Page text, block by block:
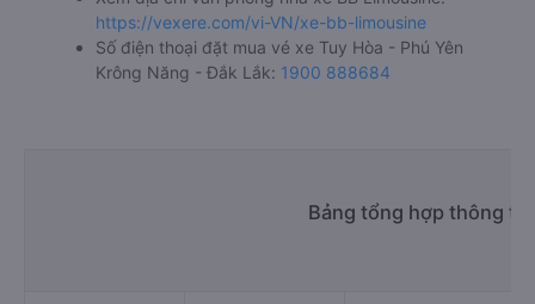
ghế ngồi 259000đ/vé
limousine 259000đ/vé
h. Thông tin liên hệ, đặt mua vé xe khách từ Tuy Hòa - Phú